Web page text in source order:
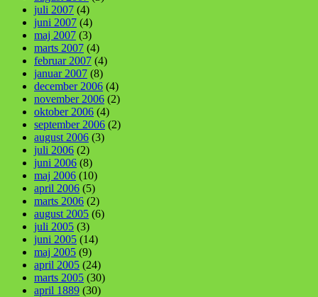
juli 2007 (4)
juni 2007 (4)
maj 2007 (3)
marts 2007 (4)
februar 2007 (4)
januar 2007 (8)
december 2006 (4)
november 2006 (2)
oktober 2006 (4)
september 2006 (2)
august 2006 (3)
juli 2006 (2)
juni 2006 (8)
maj 2006 (10)
april 2006 (5)
marts 2006 (2)
august 2005 (6)
juli 2005 (3)
juni 2005 (14)
maj 2005 (9)
april 2005 (24)
marts 2005 (30)
april 1889 (30)